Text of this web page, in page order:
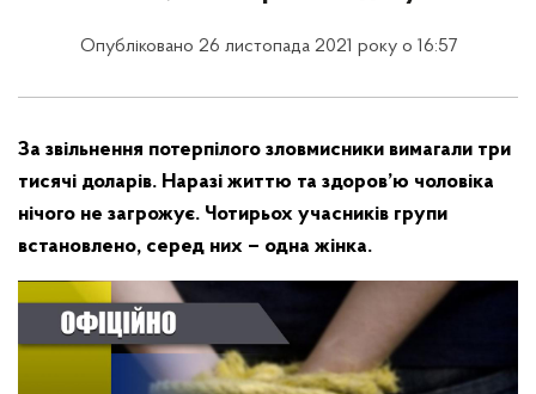
Опубліковано 26 листопада 2021 року о 16:57
За звільнення потерпілого зловмисники вимагали три
тисячі доларів. Наразі життю та здоров’ю чоловіка
нічого не загрожує. Чотирьох учасників групи
встановлено, серед них – одна жінка.